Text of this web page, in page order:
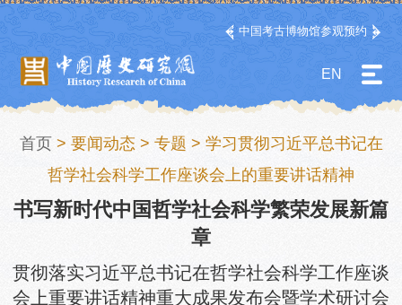
中国考古博物馆参观预约
EN
首页 > 要闻动态 > 专题 > 学习贯彻习近平总书记在
哲学社会科学工作座谈会上的重要讲话精神
书写新时代中国哲学社会科学繁荣发展新篇
章
贯彻落实习近平总书记在哲学社会科学工作座谈
会上重要讲话精神重大成果发布会暨学术研讨会